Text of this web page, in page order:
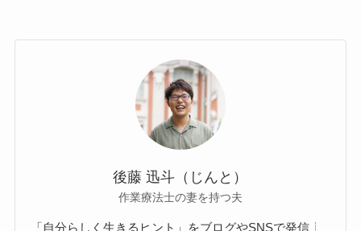
後藤 迅斗（じんと）
作業療法士の妻を持つ夫
「自分らしく生きるヒント」をブログやSNSで発信┊